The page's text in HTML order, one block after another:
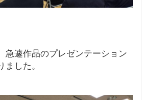
急遽作品のプレゼンテーション
ました。